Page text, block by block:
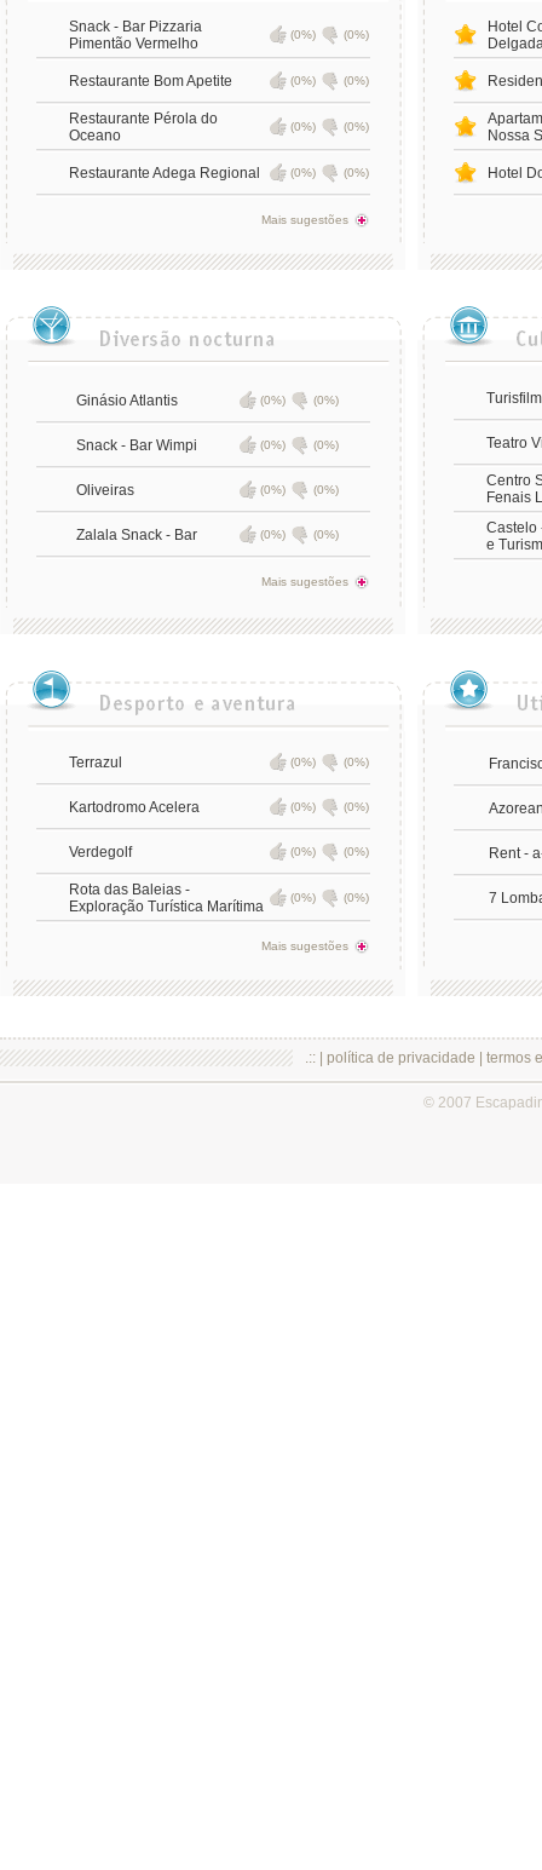
Snack - Bar Pizzaria
Pimentão Vermelho
(0%) (0%)
Restaurante Bom Apetite (0%) (0%)
Restaurante Pérola do
Oceano
(0%) (0%)
Restaurante Adega Regional (0%) (0%)
Mais sugestões
Hotel
Nossa
Hotel
Ginásio Atlantis (0%) (0%)
Snack - Bar Wimpi (0%) (0%)
Oliveiras (0%) (0%)
Zalala Snack - Bar (0%) (0%)
Mais sugestões
Teatro
Centro
Fenais
Castelo
e
Terrazul (0%) (0%)
Kartodromo Acelera (0%) (0%)
Verdegolf (0%) (0%)
Rota das Baleias -
Exploração Turística Marítima
(0%) (0%)
Mais sugestões
Rent -
7
.:: | política de privacidade termos
© 2007